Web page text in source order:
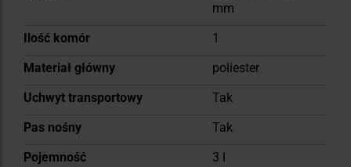
mm
Ilość komór
1
Materiał główny
poliester
Uchwyt transportowy
Tak
Pas nośny
Tak
Pojemność
3 l